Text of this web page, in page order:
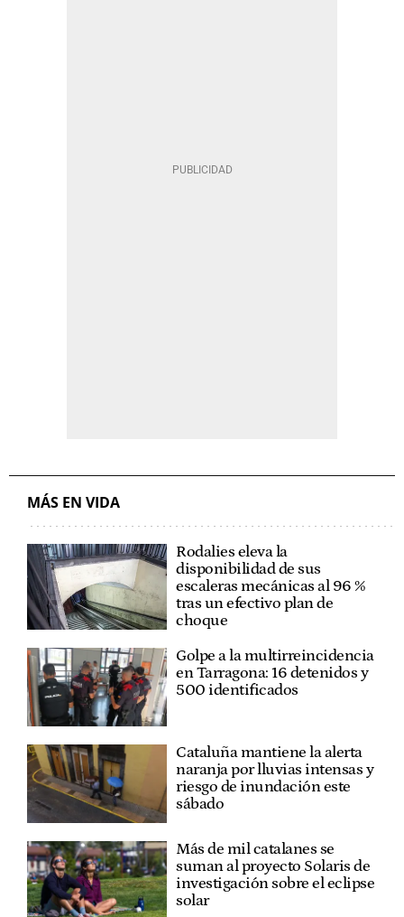
MÁS EN VIDA
Rodalies eleva la
disponibilidad de sus
escaleras mecánicas al 96 %
tras un efectivo plan de
choque
Golpe a la multirreincidencia
en Tarragona: 16 detenidos y
500 identificados
Cataluña mantiene la alerta
naranja por lluvias intensas y
riesgo de inundación este
sábado
Más de mil catalanes se
suman al proyecto Solaris de
investigación sobre el eclipse
solar